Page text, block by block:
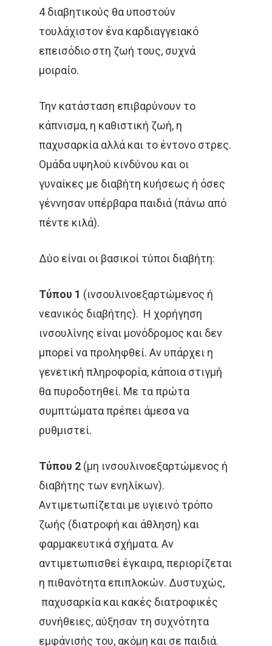
4 διαβητικούς θα υποστούν
τουλάχιστον ένα καρδιαγγειακό
επεισόδιο στη ζωή τους, συχνά
μοιραίο.
Την κατάσταση επιβαρύνουν το
κάπνισμα, η καθιστική ζωή, η
παχυσαρκία αλλά και το έντονο στρες.
Ομάδα υψηλού κινδύνου και οι
γυναίκες με διαβήτη κυήσεως ή όσες
γέννησαν υπέρβαρα παιδιά (πάνω από
πέντε κιλά).
Δύο είναι οι βασικοί τύποι διαβήτη:
Τύπου 1 (ινσουλινοεξαρτώμενος ή
νεανικός διαβήτης). Η χορήγηση
ινσουλίνης είναι μονόδρομος και δεν
μπορεί να προληφθεί. Αν υπάρχει η
γενετική πληροφορία, κάποια στιγμή
θα πυροδοτηθεί. Με τα πρώτα
συμπτώματα πρέπει άμεσα να
ρυθμιστεί.
Τύπου 2 (μη ινσουλινοεξαρτώμενος ή
διαβήτης των ενηλίκων).
Αντιμετωπίζεται με υγιεινό τρόπο
ζωής (διατροφή και άθληση) και
φαρμακευτικά σχήματα. Αν
αντιμετωπισθεί έγκαιρα, περιορίζεται
η πιθανότητα επιπλοκών. Δυστυχώς,
παχυσαρκία και κακές διατροφικές
συνήθειες, αύξησαν τη συχνότητα
εμφάνισής του, ακόμη και σε παιδιά.
Δρ Δέσποινα
Μαρτυρίες
Ομάδα Των
Παθήσεις
Καρκίνος Του
Καρκίνος Μαστού
Καρκίνος Εντέρου
Και Πρωκτού
Καρκίνος
Καρκίνος
Κύστεως
Σαρκώματα –
Δέρματος
Λεμφώματα –
Όγκοι Εγκεφάλου
Παρενέργειες
Θεραπεία Πόνου
Τεχνικές
Βραχυθεραπεία
Στερεοταξία
Νέα
Συνεντεύξεις
Εφημερίδες &
Επιστημονικές
Επικοινωνία
Ελληνικα
Αναζήτηση
Άκος | Δείτε Τα Βίντεο
Ακτινοθεραπευτική
Ετικέτες
CROWNE PLAZA
ΒΡΑΧΥΘΕΡΑΠΕΊΑ
ΔΡ. ΔΈΣΠΟΙΝΑ ΚΑΤΣΏΧΗ
ΕΚΔΉΛΩΣΗ